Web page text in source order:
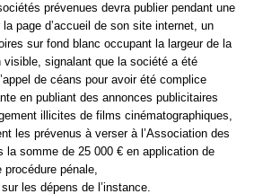
prévenues devra publier pendant une
page d’accueil de son site internet, un
sur fond blanc occupant la largeur de la
visible, signalant que la société a été
de céans pour avoir été complice
en publiant des annonces publicitaires
illicites de films cinématographiques,
les prévenus à verser à l’Association des
la somme de 25 000 € en application de
procédure pénale,
les dépens de l’instance.